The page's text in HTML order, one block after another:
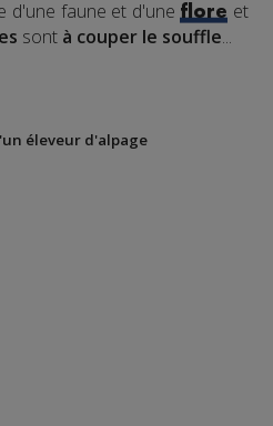
d'une faune et d'uneflore et
sont à couper le souffle...
éleveur d'alpage